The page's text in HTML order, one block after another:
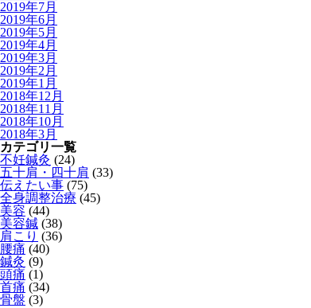
2019年7月
2019年6月
2019年5月
2019年4月
2019年3月
2019年2月
2019年1月
2018年12月
2018年11月
2018年10月
2018年3月
カテゴリ一覧
不妊鍼灸 (24)
五十肩・四十肩 (33)
伝えたい事 (75)
全身調整治療 (45)
美容 (44)
美容鍼 (38)
肩こり (36)
腰痛 (40)
鍼灸 (9)
頭痛 (1)
首痛 (34)
骨盤 (3)